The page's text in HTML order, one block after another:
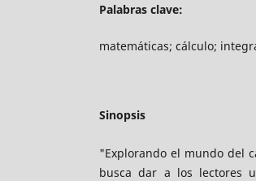
Palabras clave:
matemáticas; cálculo;
Sinopsis
"Explorando el mundo del
busca dar a los lectores